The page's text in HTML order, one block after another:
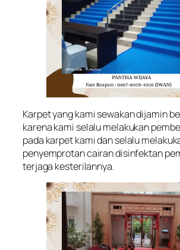
Karpet yang kami sewakan dijamin
karena kami selalu melakukan
pada karpet kami dan selalu
penyemprotan cairan disinfektan
terjaga kesterilannya.